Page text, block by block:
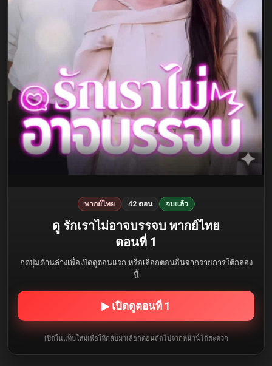
พากย์ไทย 42 ตอน จบแล้ว
ดู รักเราไม่อาจบรรจบ พากย์ไทย
ตอนที่ 1
กดปุ่มด้านล่างเพื่อเปิดดูตอนแรก หรือเลือกตอนอื่นจากรายการใต้กล่อง
นี้
▶ เปิดดูตอนที่ 1
เปิดในแท็บใหม่เพื่อให้กลับมาเลือกตอนถัดไปจากหน้านี้ได้สะดวก